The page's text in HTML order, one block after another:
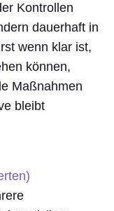
Kontrollen
dauerhaft in
wenn klar ist,
können,
Maßnahmen
bleibt